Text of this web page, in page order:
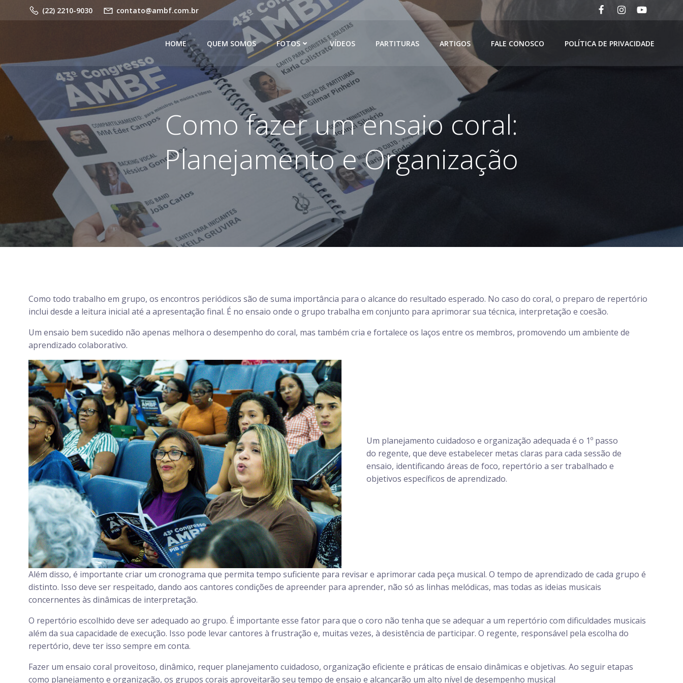
para
(22) 2210-9030 contato@ambf.com.br
HOME QUEM SOMOS FOTOS VÍDEOS PARTITURAS ARTIGOS FALE CONOSCO POLÍTICA DE PRIVACIDADE
Como fazer um ensaio coral:
Planejamento e Organização
Como todo trabalho em grupo, os encontros periódicos são de suma importância para o alcance do resultado esperado. No caso do coral, o preparo de repertório
inclui desde a leitura inicial até a apresentação final. É no ensaio onde o grupo trabalha em conjunto para aprimorar sua técnica, interpretação e coesão.
Um ensaio bem sucedido não apenas melhora o desempenho do coral, mas também cria e fortalece os laços entre os membros, promovendo um ambiente de
aprendizado colaborativo.
Um planejamento cuidadoso e organização adequada é o 1º passo
do regente, que deve estabelecer metas claras para cada sessão de
ensaio, identificando áreas de foco, repertório a ser trabalhado e
objetivos específicos de aprendizado.
Além disso, é importante criar um cronograma que permita tempo suficiente para revisar e aprimorar cada peça musical. O tempo de aprendizado de cada grupo é
distinto. Isso deve ser respeitado, dando aos cantores condições de apreender para aprender, não só as linhas melódicas, mas todas as ideias musicais
concernentes às dinâmicas de interpretação.
O repertório escolhido deve ser adequado ao grupo. É importante esse fator para que o coro não tenha que se adequar a um repertório com dificuldades musicais
além da sua capacidade de execução. Isso pode levar cantores à frustração e, muitas vezes, à desistência de participar. O regente, responsável pela escolha do
repertório, deve ter isso sempre em conta.
Fazer um ensaio coral proveitoso, dinâmico, requer planejamento cuidadoso, organização eficiente e práticas de ensaio dinâmicas e objetivas. Ao seguir etapas
como planejamento e organização, os grupos corais aproveitarão seu tempo de ensaio e alcançarão um alto nível de desempenho musical